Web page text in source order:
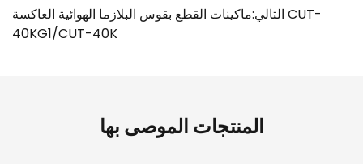
التالي:ماكينات القطع بقوس البلازما الهوائية العاكسة CUT-
40KG1/CUT-40K
المنتجات الموصى بها